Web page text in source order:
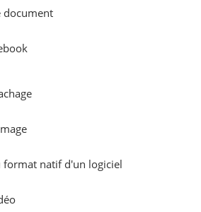
document
format natif d'un logiciel